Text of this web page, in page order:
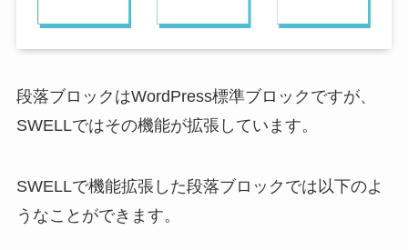
段落ブロックはWordPress標準ブロックですが、
SWELLではその機能が拡張しています。
SWELLで機能拡張した段落ブロックでは以下のよ
うなことができます。